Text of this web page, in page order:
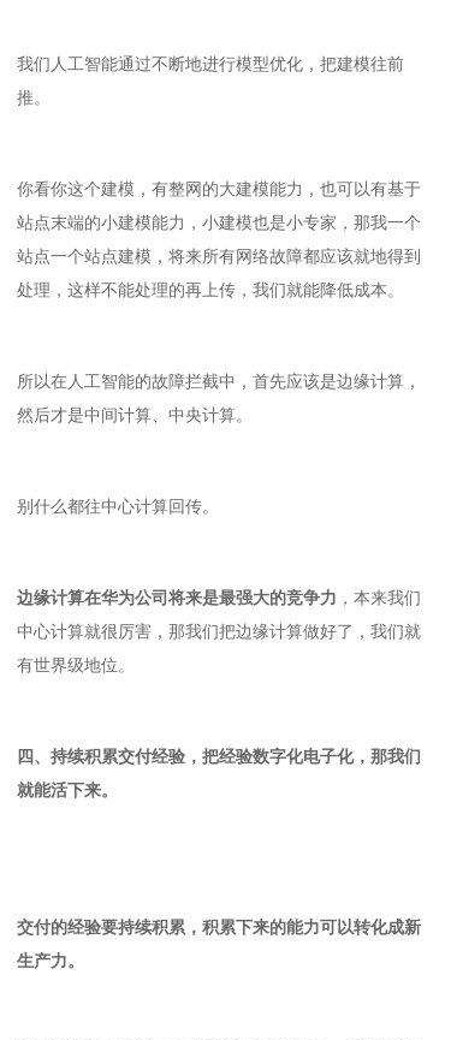
我们人工智能通过不断地进行模型优化，把建模往前
推。
你看你这个建模，有整网的大建模能力，也可以有基于
站点末端的小建模能力，小建模也是小专家，那我一个
站点一个站点建模，将来所有网络故障都应该就地得到
处理，这样不能处理的再上传，我们就能降低成本。
所以在人工智能的故障拦截中，首先应该是边缘计算，
然后才是中间计算、中央计算。
别什么都往中心计算回传。
边缘计算在华为公司将来是最强大的竞争力 ，本来我们
中心计算就很厉害，那我们把边缘计算做好了，我们就
有世界级地位。
四、持续积累交付经验，把经验数字化电子化，那我们
就能活下来。
交付的经验要持续积累，积累下来的能力可以转化成新
生产力。